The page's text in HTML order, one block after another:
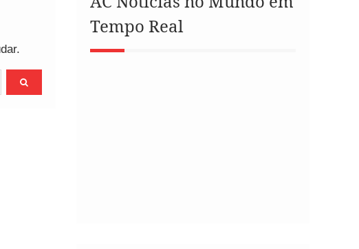
Tempo Real